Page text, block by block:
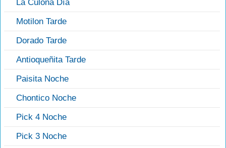
La Culona Día
Motilon Tarde
Dorado Tarde
Antioqueñita Tarde
Paisita Noche
Chontico Noche
Pick 4 Noche
Pick 3 Noche